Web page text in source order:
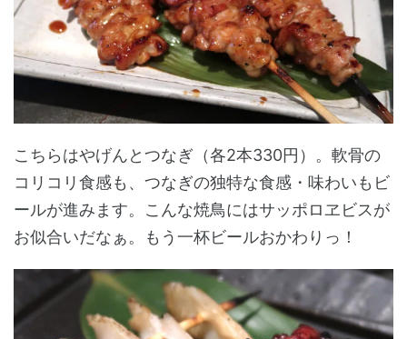
こちらはやげんとつなぎ（各2本330円）。軟骨の
コリコリ食感も、つなぎの独特な食感・味わいもビ
ールが進みます。こんな焼鳥にはサッポロヱビスが
お似合いだなぁ。もう一杯ビールおかわりっ！